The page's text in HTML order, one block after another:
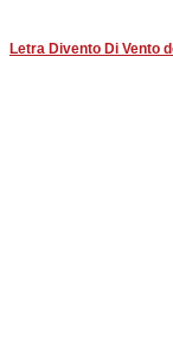
Letra Divento Di Vento